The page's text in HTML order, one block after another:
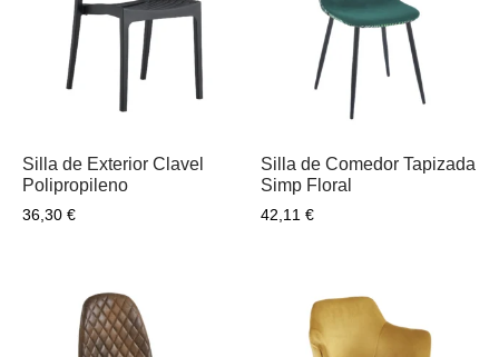
Silla de Exterior Clavel
Polipropileno
36,30 €
Silla de Comedor Tapizada
Simp Floral
42,11 €